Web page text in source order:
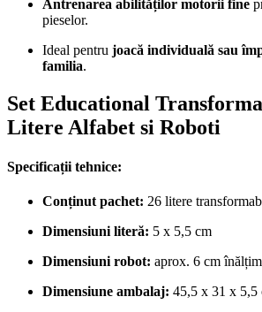
Antrenarea abilităților motorii fine
pieselor.
Ideal pentru joacă individuală sau
familia.
Set Educational
Litere Alfabet si Roboti
Specificații tehnice:
Conținut pachet: 26 litere
Dimensiuni literă: 5 x 5,5 cm
Dimensiuni robot: aprox. 6 cm
Dimensiune ambalaj: 45,5 x 31 x 5,5